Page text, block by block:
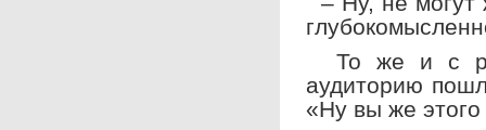
То же и с
аудиторию
«Ну вы же этого